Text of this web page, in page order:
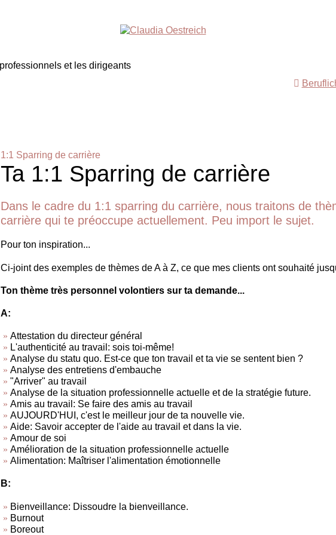
1:1 Sparring de carrière
Ta 1:1 Sparring de carrière
Dans le cadre du 1:1 sparring du carrière, nous traitons de
carrière qui te préoccupe actuellement. Peu import le sujet.
Pour ton inspiration...
Ci-joint des exemples de thèmes de A à Z, ce que mes clients ont souhaité
Ton thème très personnel volontiers sur ta demande...
A:
Attestation du directeur général
L'authenticité au travail: sois toi-même!
Analyse du statu quo. Est-ce que ton travail et ta vie se sentent bien ?
Analyse des entretiens d'embauche
"Arriver" au travail
Analyse de la situation professionnelle actuelle et de la stratégie future.
Amis au travail: Se faire des amis au travail
AUJOURD'HUI, c'est le meilleur jour de ta nouvelle vie.
Aide: Savoir accepter de l'aide au travail et dans la vie.
Amour de soi
Amélioration de la situation professionnelle actuelle
Alimentation: Maîtriser l'alimentation émotionnelle
B:
Bienveillance: Dissoudre la bienveillance.
Burnout
Boreout